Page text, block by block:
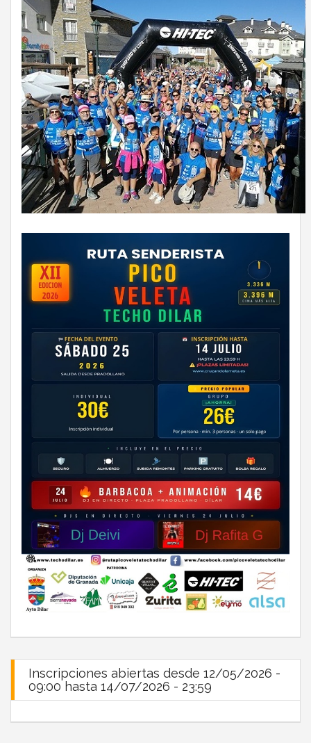
Inscripciones abiertas desde 12/05/2026 -
09:00 hasta 14/07/2026 - 23:59